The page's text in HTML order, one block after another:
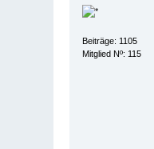
Beiträge: 1105
Mitglied Nº: 115